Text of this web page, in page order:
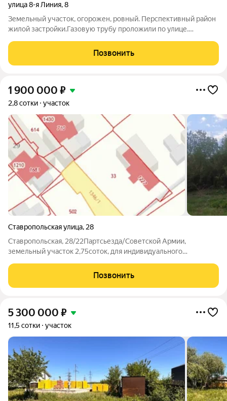
улица 8-я Линия,8
Земельный участок, огорожен, ровный. Перспективный район
жилой застройки.Газовую трубу проложили по улице.
Позвонить
1 900 000 ₽
2,8 сотки участок
Ставропольская улица, 28
Ставропольская, 28/22Партсьезда/Советской Армии,
земельный участок 2,75соток, для индивидуального
Позвонить
5 300 000 ₽
11,5 сотки участок